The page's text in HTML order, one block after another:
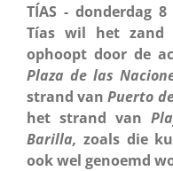
TÍAS - donderdag
Tías wil het zand
ophoopt door de
Plaza de las
strand vanPuerto
het strand van
Barilla,zoals die
ook wel genoemd